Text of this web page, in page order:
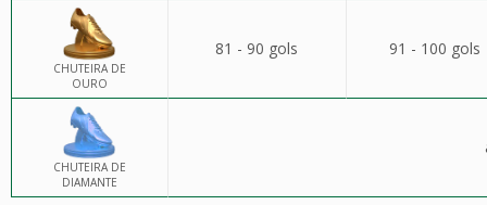
CHUTEIRA DE
OURO
81 - 90 gols 91 - 100 gols
CHUTEIRA DE
DIAMANTE